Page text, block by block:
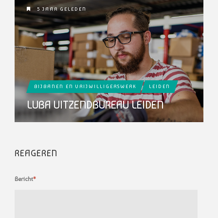
5 JAAR GELEDEN
BIJBANEN EN VRIJWILLIGERSWERK LEIDEN
LUBA UITZENDBUREAU LEIDEN
REAGEREN
Bericht*